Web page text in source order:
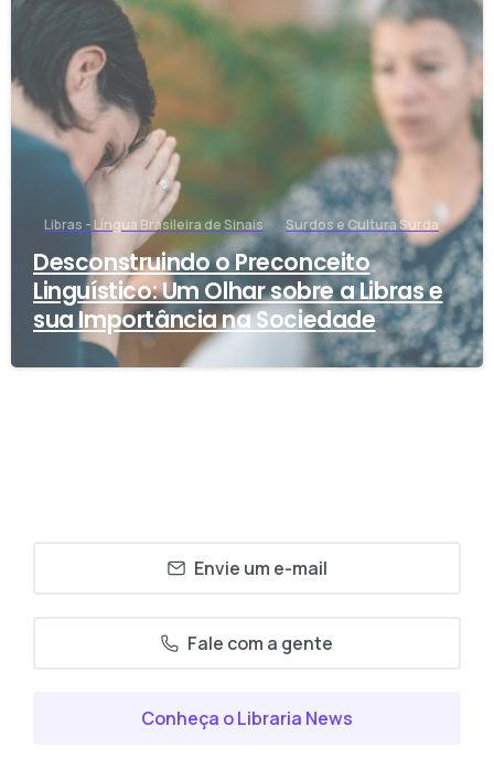
-
Libras - Língua Brasileira de Sinais Surdos e Cultura Surda
Desconstruindo o Preconceito
Linguístico: Um Olhar sobre a Libras e
sua Importância na Sociedade
Envie um e-mail
Fale com a gente
Conheça o Libraria News